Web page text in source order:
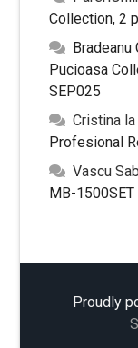
Collection, 2
Bradeanu
Pucioasa
SEP025
Cristina la
Profesional
Vascu
MB-
Proudly